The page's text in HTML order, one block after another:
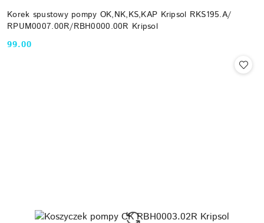
Korek spustowy pompy OK,NK,KS,KAP Kripsol RKS195.A/
RPUM0007.00R/RBH0000.00R Kripsol
Cena:
99.00